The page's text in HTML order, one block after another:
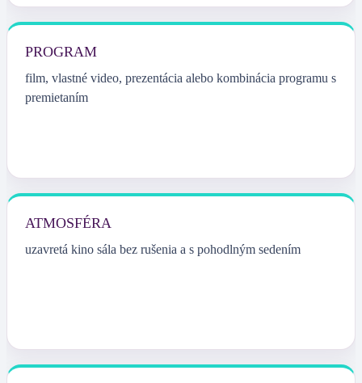
PROGRAM
film, vlastné video, prezentácia alebo kombinácia programu s
premietaním
ATMOSFÉRA
uzavretá kino sála bez rušenia a s pohodlným sedením